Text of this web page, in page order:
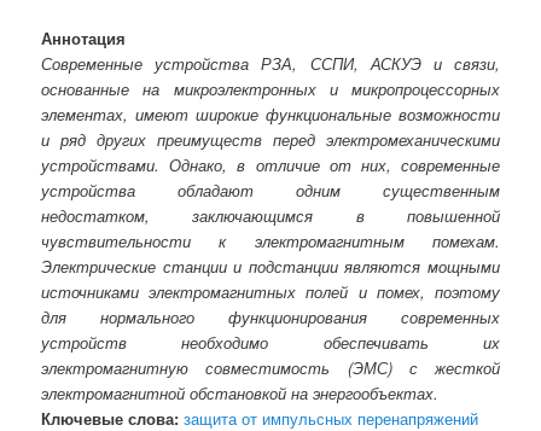
Аннотация
Современные устройства РЗА, ССПИ, АСКУЭ и связи,
основанные на микроэлектронных и микропроцессорных
элементах, имеют широкие функциональные возможности
и ряд других преимуществ перед электромеханическими
устройствами. Однако, в отличие от них, современные
устройства обладают одним существенным
недостатком, заключающимся в повышенной
чувствительности к электромагнитным помехам.
Электрические станции и подстанции являются мощными
источниками электромагнитных полей и помех, поэтому
для нормального функционирования современных
устройств необходимо обеспечивать их
электромагнитную совместимость (ЭМС) с жесткой
электромагнитной обстановкой на энергообъектах.
Ключевые слова: защита от импульсных перенапряжений